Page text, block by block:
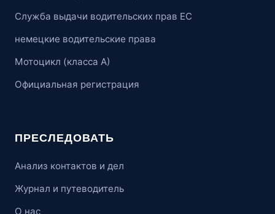
Служба выдачи водительских прав ЕС
немецкие водительские права
Мотоцикл (класса А)
Официальная регистрация
ПРЕСЛЕДОВАТЬ
Анализ контактов и дел
Журнал и путеводитель
О нас